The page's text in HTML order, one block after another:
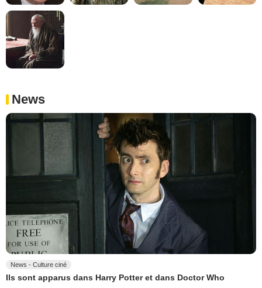
News
News - Culture ciné
Ils sont apparus dans Harry Potter et dans Doctor Who